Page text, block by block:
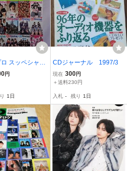
スッペシャ～
プロジェクト×
ナルの全インタ
モーニング
ジュルム
円
1日
CDジャーナル 1997/3
現在 300円
＋送料230円
入札 - 残り 1日